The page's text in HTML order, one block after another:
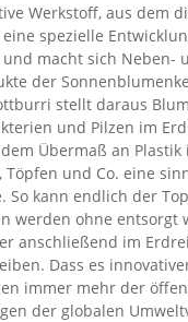
Werkstoff, aus dem
spezielle
macht sich Neben-
der
stellt daraus
und Pilzen im
Übermaß an
Töpfen und Co. eine
So kann endlich der
werden ohne entsorgt
anschließend im
Dass es
immer mehr der
der globalen